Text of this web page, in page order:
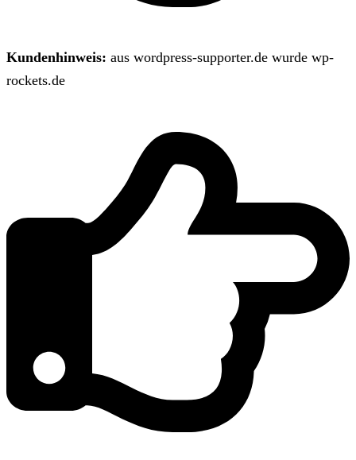
Kundenhinweis: aus wordpress-supporter.de wurde wp-
rockets.de